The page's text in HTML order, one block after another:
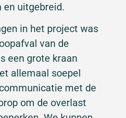
en uitgebreid.
in het project was
van de
een grote kraan
allemaal soepel
met de
om de overlast